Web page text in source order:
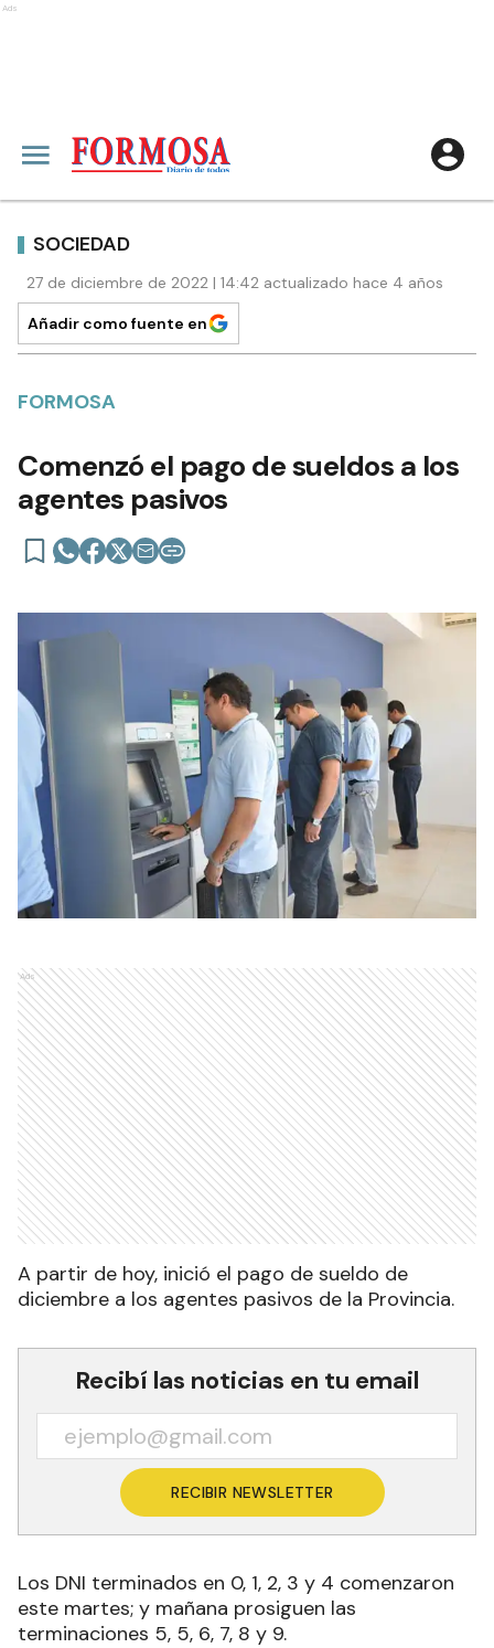
Ads
SOCIEDAD
27 de diciembre de 2022 | 14:42 actualizado hace 4 años
Añadir como fuente en
FORMOSA
Comenzó el pago de sueldos a los
agentes pasivos
Ads
A partir de hoy, inició el pago de sueldo de
diciembre a los agentes pasivos de la Provincia.
Recibí las noticias en tu email
RECIBIR NEWSLETTER
Los DNI terminados en 0, 1, 2, 3 y 4 comenzaron
este martes; y mañana prosiguen las
terminaciones 5, 5, 6, 7, 8 y 9.